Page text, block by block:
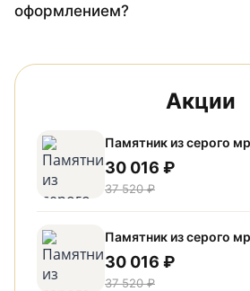
оформлением?
Акции
30 016 ₽
37 520 ₽
30 016 ₽
37 520 ₽